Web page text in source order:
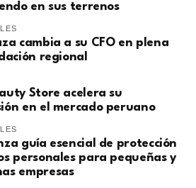
en sus terrenos
cambia a su CFO en plena
regional
Store acelera su
en el mercado peruano
guía esencial de protección
personales para pequeñas y
empresas